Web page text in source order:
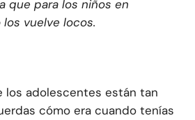
que para los niños en
vuelve locos.
los adolescentes están tan
cómo era cuando tenías